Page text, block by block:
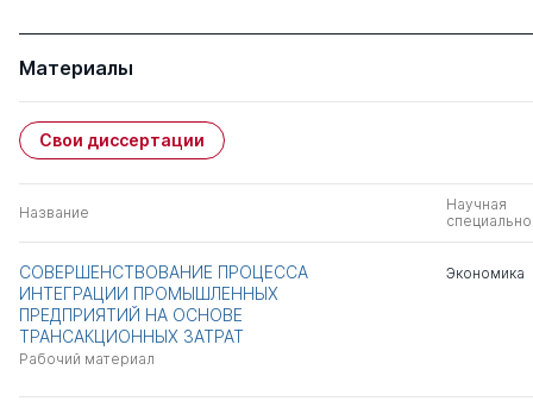
Материалы
Свои диссертации
Название
Научная
СОВЕРШЕНСТВОВАНИЕ ПРОЦЕССА
ИНТЕГРАЦИИ ПРОМЫШЛЕННЫХ
ПРЕДПРИЯТИЙ НА ОСНОВЕ
ТРАНСАКЦИОННЫХ ЗАТРАТ
Рабочий материал
Экономика